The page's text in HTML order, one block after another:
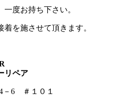
度お持ち下さい。
を施させて頂きます。
リペア
－6 ＃１０１